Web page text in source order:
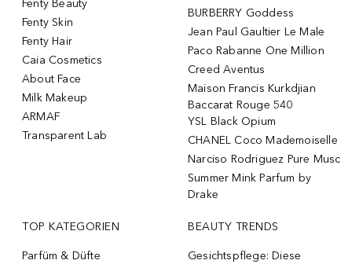
Fenty Beauty
Fenty Skin
Fenty Hair
Caia Cosmetics
About Face
Milk Makeup
ARMAF
Transparent Lab
BURBERRY Goddess
Jean Paul Gaultier Le Male
Paco Rabanne One Million
Creed Aventus
Maison Francis Kurkdjian
Baccarat Rouge 540
YSL Black Opium
CHANEL Coco Mademoiselle
Narciso Rodriguez Pure Musc
Summer Mink Parfum by
Drake
TOP KATEGORIEN
Parfüm & Düfte
BEAUTY TRENDS
Gesichtspflege: Diese